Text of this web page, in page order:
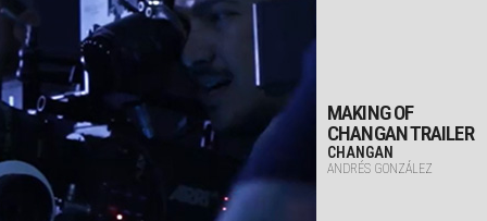
MAKING OF
CHANGAN TRAILER
CHANGAN
ANDRÉS GONZÁLEZ